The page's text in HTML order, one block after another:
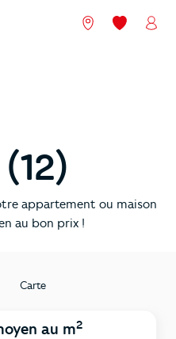
Nos agences
Mes
appartement ou maison
au bon prix !
Carte
au m2